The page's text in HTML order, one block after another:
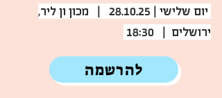
יום שלישי | 28.10.25 | מכון ון ליר,
ירושלים | 18:30
להרשמה